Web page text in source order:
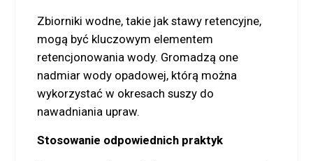
Zbiorniki wodne, takie jak stawy retencyjne,
mogą być kluczowym elementem
retencjonowania wody. Gromadzą one
nadmiar wody opadowej, którą można
wykorzystać w okresach suszy do
nawadniania upraw.
Stosowanie odpowiednich praktyk